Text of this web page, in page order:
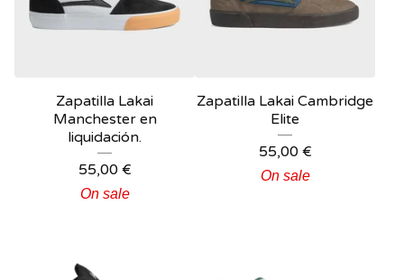
Zapatilla Lakai
Manchester en
liquidación.
55,00 €
On sale
Zapatilla Lakai Cambridge
Elite
55,00 €
On sale